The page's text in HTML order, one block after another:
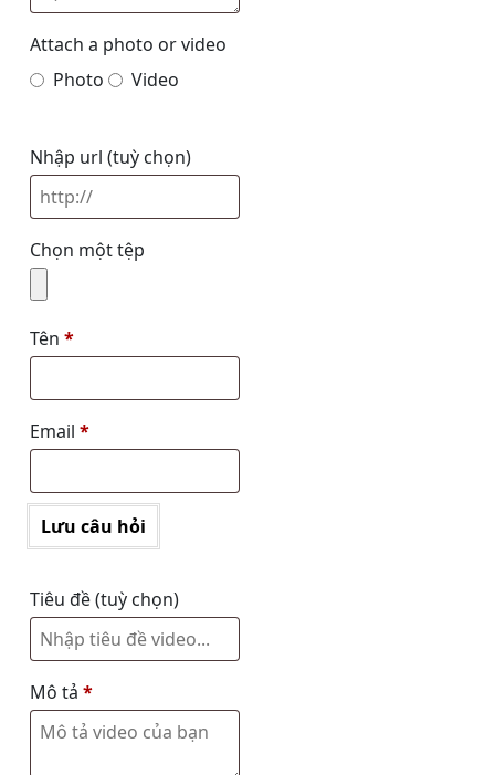
Attach a photo or video
Photo
Video
Nhập url (tuỳ chọn)
Chọn một tệp
Tên *
Email *
Lưu câu hỏi
Tiêu đề(tuỳ chọn)
Mô tả *